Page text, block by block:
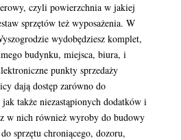
czyli powierzchnia w jakiej
sprzętów też wyposażenia. W
wydobędziesz komplet,
budynku, miejsca, biura, i
punkty sprzedaży
dają dostęp zarówno do
także niezastąpionych dodatków i
w nich również wyroby do budowy
sprzętu chroniącego, dozoru,